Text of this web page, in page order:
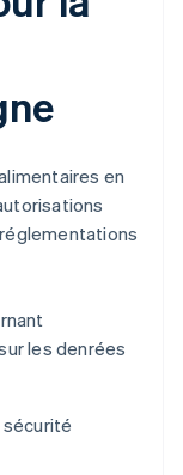
en
les denrées
sécurité